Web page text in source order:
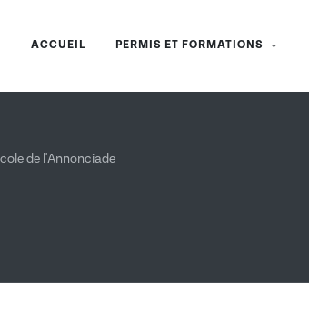
ACCUEIL PERMIS ET FORMATIONS
de l'Annonciade